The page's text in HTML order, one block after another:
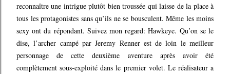
reconnaître une intrigue plutôt bien troussée qui laisse de la place à
tous les protagonistes sans qu’ils ne se bousculent. Même les moins
sexy ont du répondant. Suivez mon regard: Hawkeye. Qu’on se le
dise, l’archer campé par Jeremy Renner est de loin le meilleur
personnage de cette deuxième aventure après avoir été
complètement sous-exploité dans le premier volet. Le réalisateur a